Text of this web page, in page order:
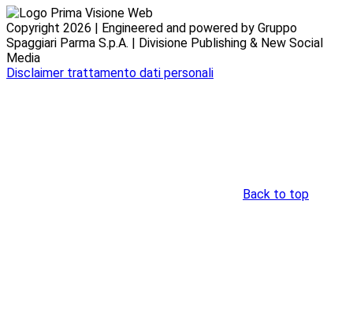
Copyright 2026 | Engineered and powered by Gruppo
Spaggiari Parma S.p.A. | Divisione Publishing & New Social
Media
Disclaimer trattamento dati personali
Back to top